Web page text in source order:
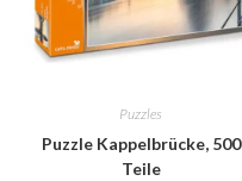
Puzzles
Puzzle Kappelbrücke, 500
Teile